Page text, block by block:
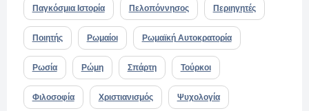
Παγκόσμια Ιστορία Πελοπόννησος Περιηγητές
Ποιητής Ρωμαίοι Ρωμαϊκή Αυτοκρατορία
Ρωσία Ρώμη Σπάρτη Τούρκοι
Φιλοσοφία Χριστιανισμός Ψυχολογία